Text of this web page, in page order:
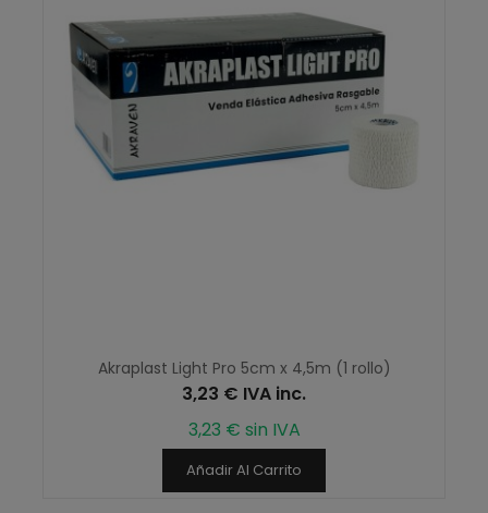
Akraplast Light Pro 5cm x 4,5m (1 rollo)
3,23 € IVA inc.
3,23 € sin IVA
Añadir Al Carrito